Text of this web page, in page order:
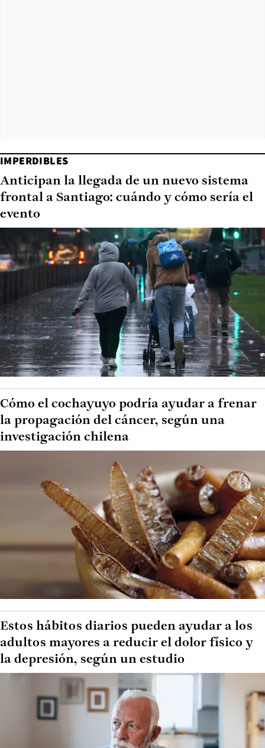
IMPERDIBLES
Anticipan la llegada de un nuevo sistema
frontal a Santiago: cuándo y cómo sería el
evento
Cómo el cochayuyo podría ayudar a frenar
la propagación del cáncer, según una
investigación chilena
Estos hábitos diarios pueden ayudar a los
adultos mayores a reducir el dolor físico y
la depresión, según un estudio